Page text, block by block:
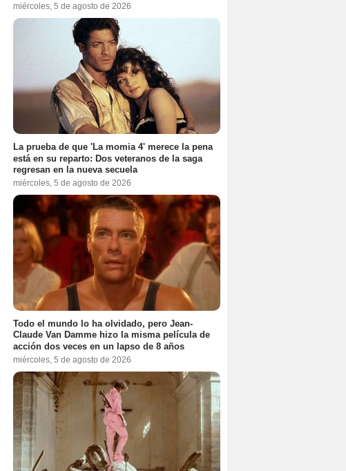
miércoles, 5 de agosto de 2026
La prueba de que 'La momia 4' merece la pena
está en su reparto: Dos veteranos de la saga
regresan en la nueva secuela
miércoles, 5 de agosto de 2026
Todo el mundo lo ha olvidado, pero Jean-
Claude Van Damme hizo la misma película de
acción dos veces en un lapso de 8 años
miércoles, 5 de agosto de 2026